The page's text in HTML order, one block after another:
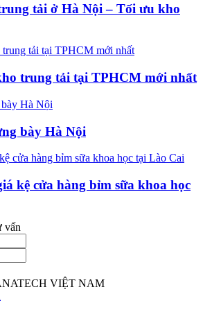
tải ở Hà Nội – Tối ưu kho
trung tải tại TPHCM mới nhất
bày Hà Nội
kệ cửa hàng bỉm sữa khoa học
vấn
VIỆT NAM